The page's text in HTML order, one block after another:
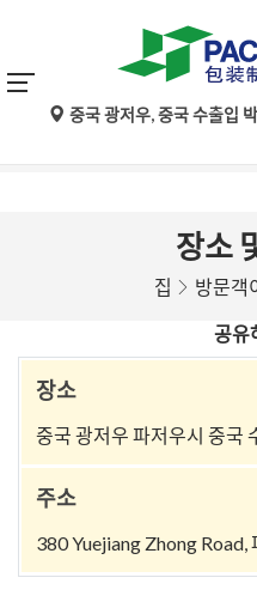
구글 번역의 자동 번역은 참
습니다. 문의 사항
중국 광저우, 중국 수출입
장소
집 방문객
공유
장소
중국 광저우 파저우시 중국
주소
380 Yuejiang Zhong Road,